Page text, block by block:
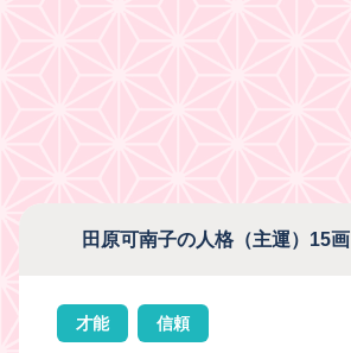
田原可南子の人格（主運）15画
才能 信頼